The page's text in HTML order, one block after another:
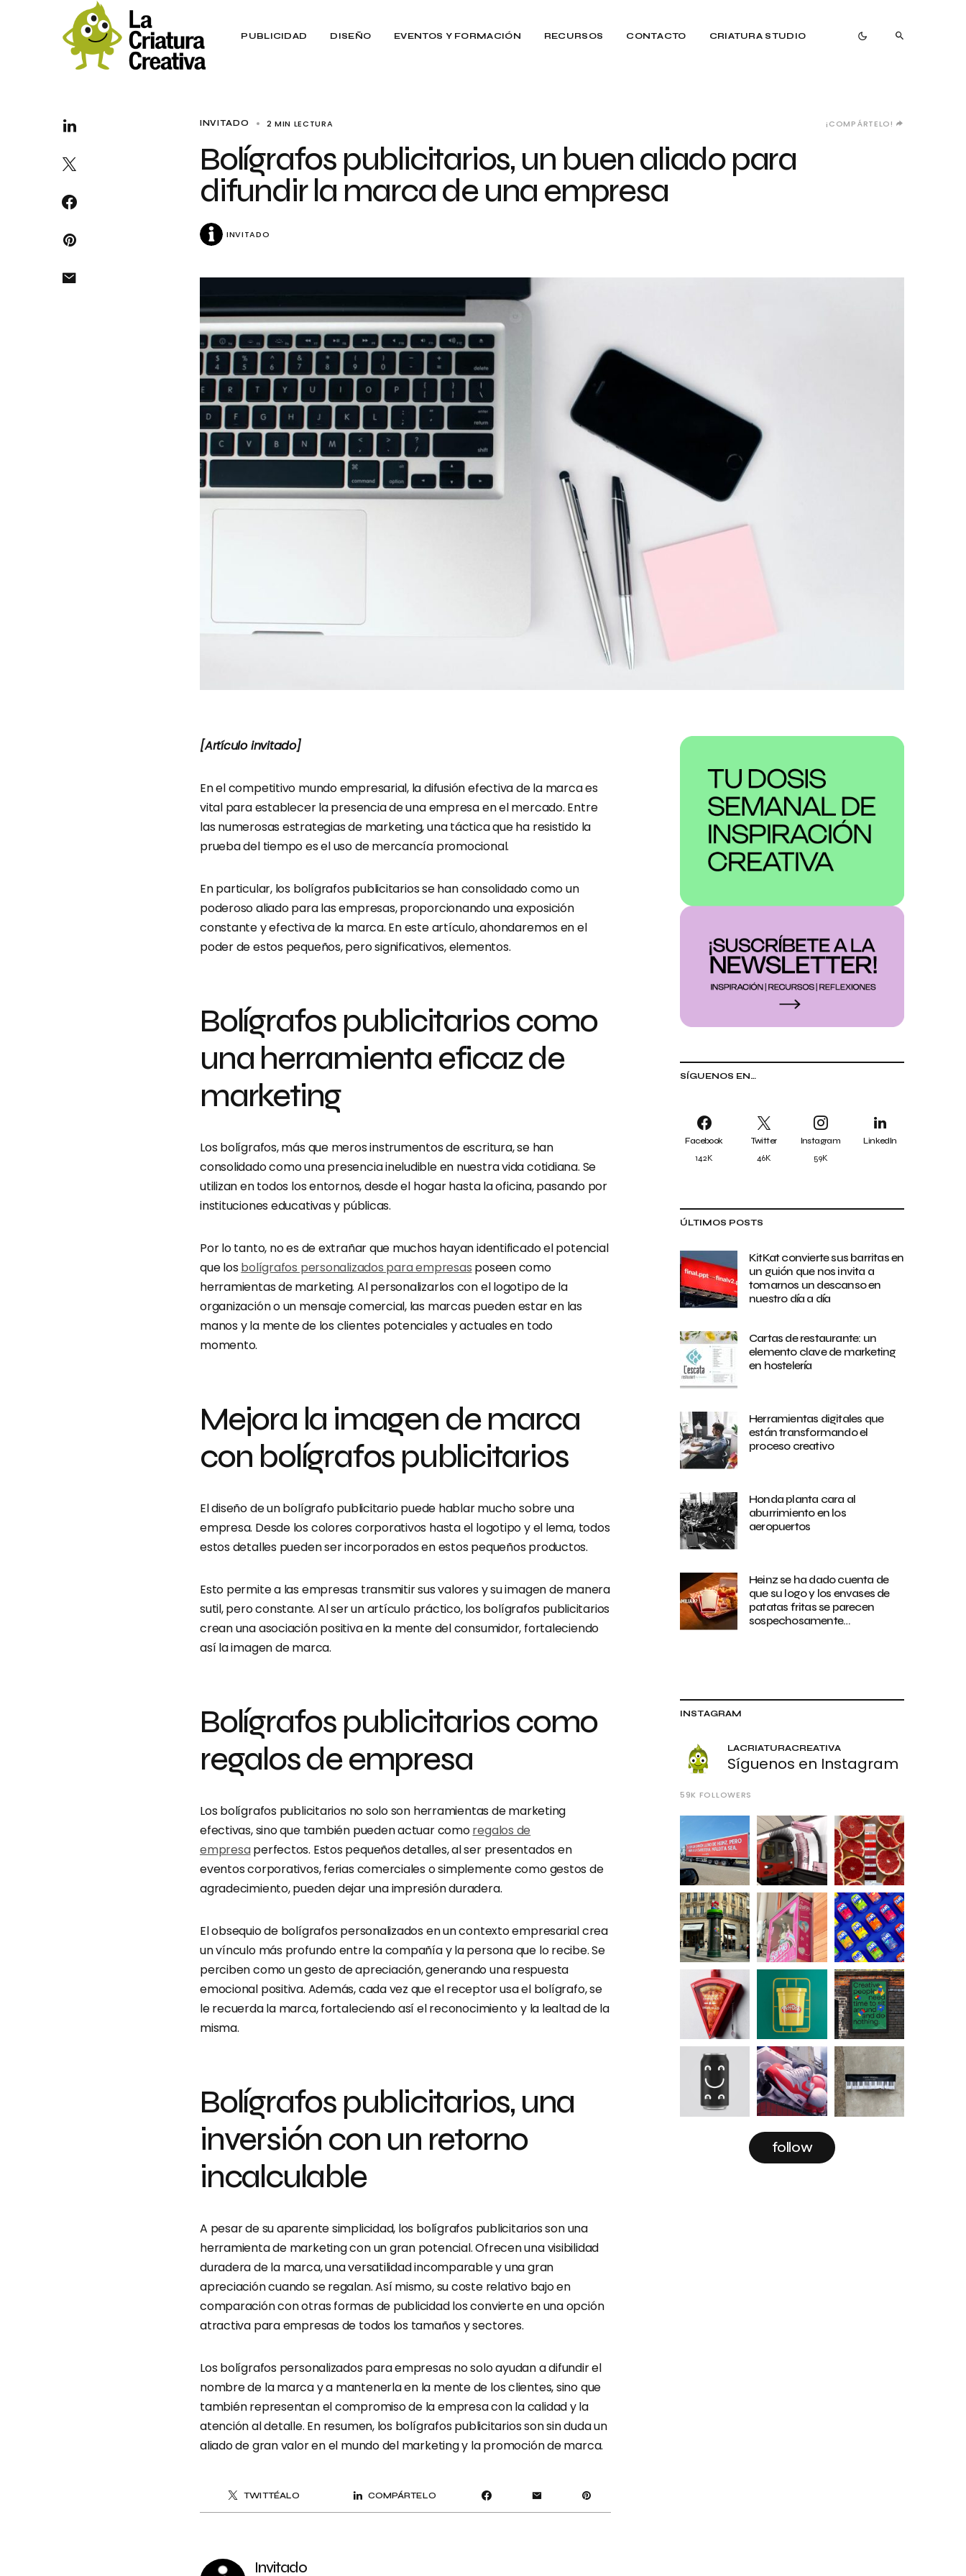
PUBLICIDAD DISEÑO EVENTOS Y FORMACIÓN RECURSOS CONTACTO CRIATURA STUDIO
INVITADO 2 MIN LECTURA ¡COMPÁRTELO!
Bolígrafos publicitarios, un buen aliado para
difundir la marca de una empresa
INVITADO
SÍGUENOS EN…
Facebook
142K
Twitter
46K
Instagram
59K
LinkedIn
ÚLTIMOS POSTS
KitKat convierte sus barritas en
un guión que nos invita a
tomarnos un descanso en
nuestro día a día
Cartas de restaurante: un
elemento clave de marketing
en hostelería
Herramientas digitales que
están transformando el
proceso creativo
Honda planta cara al
aburrimiento en los
aeropuertos
Heinz se ha dado cuenta de
que su logo y los envases de
patatas fritas se parecen
sospechosamente…
INSTAGRAM
LACRIATURACREATIVA
Síguenos en Instagram
59K FOLLOWERS
follow
[Artículo invitado]
En el competitivo mundo empresarial, la difusión efectiva de la marca es
vital para establecer la presencia de una empresa en el mercado. Entre
las numerosas estrategias de marketing, una táctica que ha resistido la
prueba del tiempo es el uso de mercancía promocional.
En particular, los bolígrafos publicitarios se han consolidado como un
poderoso aliado para las empresas, proporcionando una exposición
constante y efectiva de la marca. En este artículo, ahondaremos en el
poder de estos pequeños, pero significativos, elementos.
Bolígrafos publicitarios como
una herramienta eficaz de
marketing
Los bolígrafos, más que meros instrumentos de escritura, se han
consolidado como una presencia ineludible en nuestra vida cotidiana. Se
utilizan en todos los entornos, desde el hogar hasta la oficina, pasando por
instituciones educativas y públicas.
Por lo tanto, no es de extrañar que muchos hayan identificado el potencial
que losbolígrafos personalizados para empresas poseen como
herramientas de marketing. Al personalizarlos con el logotipo de la
organización o un mensaje comercial, las marcas pueden estar en las
manos y la mente de los clientes potenciales y actuales en todo
momento.
Mejora la imagen de marca
con bolígrafos publicitarios
El diseño de un bolígrafo publicitario puede hablar mucho sobre una
empresa. Desde los colores corporativos hasta el logotipo y el lema, todos
estos detalles pueden ser incorporados en estos pequeños productos.
Esto permite a las empresas transmitir sus valores y su imagen de manera
sutil, pero constante. Al ser un artículo práctico, los bolígrafos publicitarios
crean una asociación positiva en la mente del consumidor, fortaleciendo
así la imagen de marca.
Bolígrafos publicitarios como
regalos de empresa
Los bolígrafos publicitarios no solo son herramientas de marketing
efectivas, sino que también pueden actuar comoregalos de
empresaperfectos. Estos pequeños detalles, al ser presentados en
eventos corporativos, ferias comerciales o simplemente como gestos de
agradecimiento, pueden dejar una impresión duradera.
El obsequio de bolígrafos personalizados en un contexto empresarial crea
un vínculo más profundo entre la compañía y la persona que lo recibe. Se
perciben como un gesto de apreciación, generando una respuesta
emocional positiva. Además, cada vez que el receptor usa el bolígrafo, se
le recuerda la marca, fortaleciendo así el reconocimiento y la lealtad de la
misma.
Bolígrafos publicitarios, una
inversión con un retorno
incalculable
A pesar de su aparente simplicidad, los bolígrafos publicitarios son una
herramienta de marketing con un gran potencial. Ofrecen una visibilidad
duradera de la marca, una versatilidad incomparable y una gran
apreciación cuando se regalan. Así mismo, su coste relativo bajo en
comparación con otras formas de publicidad los convierte en una opción
atractiva para empresas de todos los tamaños y sectores.
Los bolígrafos personalizados para empresas no solo ayudan a difundir el
nombre de la marca y a mantenerla en la mente de los clientes, sino que
también representan el compromiso de la empresa con la calidad y la
atención al detalle. En resumen, los bolígrafos publicitarios son sin duda un
aliado de gran valor en el mundo del marketing y la promoción de marca.
TWITTÉALO COMPÁRTELO
Invitado